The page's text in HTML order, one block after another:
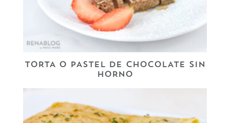
TORTA O PASTEL DE CHOCOLATE SIN
HORNO